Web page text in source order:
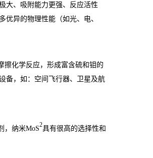
大、吸附能力更强、反应活性
异的物理性能（如光、电、
擦化学反应，形成富含硫和钼的
备，如：空间飞行器、卫星及航
，纳米MoS2具有很高的选择性和